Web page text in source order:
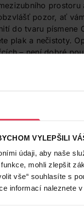
VYLEPŠILI
údaji, aby naše
mohli zlepšit
vše“ souhlasíte s
informací naleznete
pozor, ať
do tvaru písmene
plak a nečistoty.
– není dobré
konce spojte uzlem
tvaru
„Vyvarujte
by mělo být i
péči
mezizubních
napnut kousek